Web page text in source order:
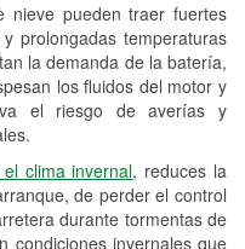
nieve pueden traer fuertes
prolongadas temperaturas
la demanda de la batería,
los fluidos del motor y
el riesgo de averías y
clima invernal, reduces la
de perder el control
durante tormentas de
condiciones invernales que
de
y discos de
a la medida